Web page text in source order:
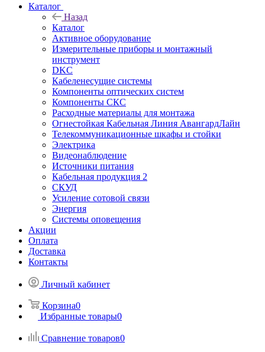
Каталог
Назад
Каталог
Активное оборудование
Измерительные приборы и монтажный
инструмент
DKC
Кабеленесущие системы
Компоненты оптических систем
Компоненты СКС
Расходные материалы для монтажа
Огнестойкая Кабельная Линия АвангардЛайн
Телекоммуникационные шкафы и стойки
Электрика
Видеонаблюдение
Источники питания
Кабельная продукция 2
СКУД
Усиление сотовой связи
Энергия
Системы оповещения
Акции
Оплата
Доставка
Контакты
Личный кабинет
Корзина0
Избранные товары0
Сравнение товаров0